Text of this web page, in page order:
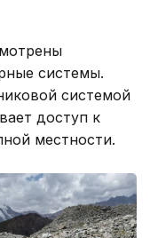
системы.
системой
доступ к
местности.